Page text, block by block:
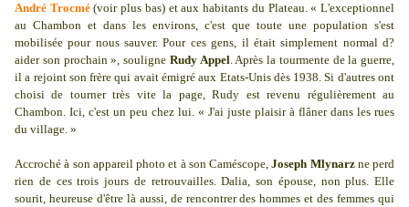
André Trocmé(voir plus bas) et aux habitants du Plateau. « L'exceptionnel
au Chambon et dans les environs, c'est que toute une population s'est
mobilisée pour nous sauver. Pour ces gens, il était simplement normal d?
aider son prochain », souligne Rudy Appel. Après la tourmente de la guerre,
il a rejoint son frère qui avait émigré aux Etats-Unis dès 1938. Si d'autres ont
choisi de tourner très vite la page, Rudy est revenu régulièrement au
Chambon. Ici, c'est un peu chez lui. « J'ai juste plaisir à flâner dans les rues
du village. »
Accroché à son appareil photo et à son Caméscope,Joseph Mlynarzne perd
rien de ces trois jours de retrouvailles. Dalia, son épouse, non plus. Elle
sourit, heureuse d'être là aussi, de rencontrer des hommes et des femmes qui